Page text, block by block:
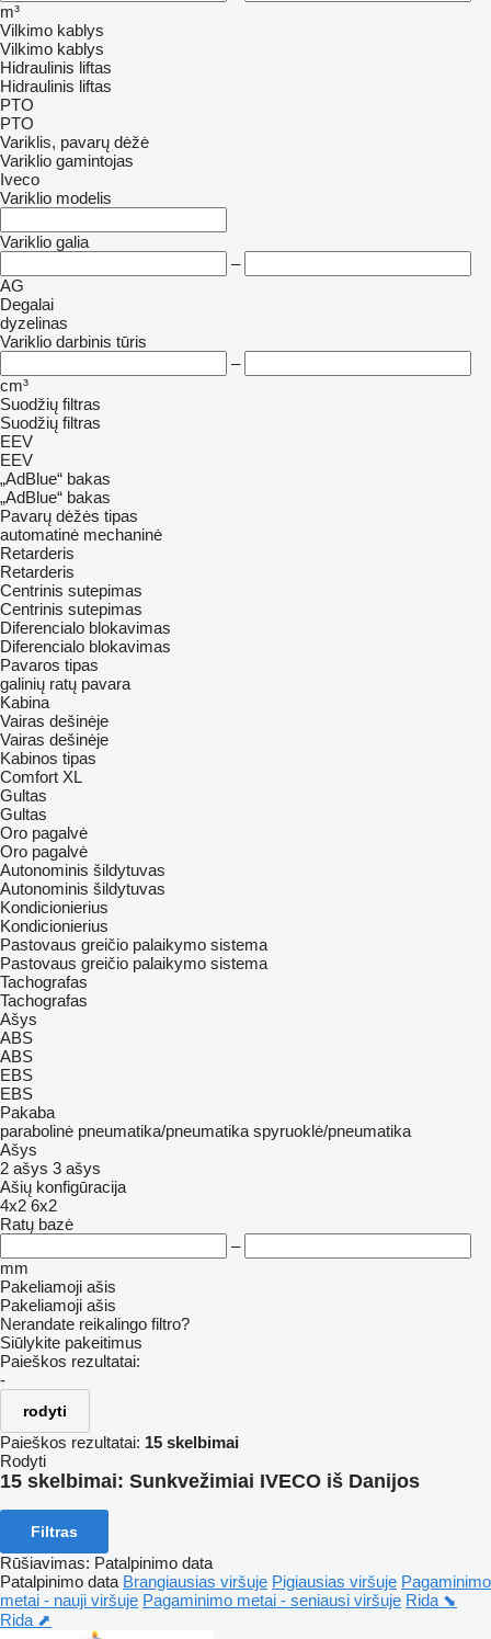
m³
Vilkimo kablys
Vilkimo kablys
Hidraulinis liftas
Hidraulinis liftas
PTO
PTO
Variklis, pavarų dėžė
Variklio gamintojas
Iveco
Variklio modelis
Variklio galia
–
AG
Degalai
dyzelinas
Variklio darbinis tūris
–
cm³
Suodžių filtras
Suodžių filtras
EEV
EEV
„AdBlue“ bakas
„AdBlue“ bakas
Pavarų dėžės tipas
automatinė mechaninė
Retarderis
Retarderis
Centrinis sutepimas
Centrinis sutepimas
Diferencialo blokavimas
Diferencialo blokavimas
Pavaros tipas
galinių ratų pavara
Kabina
Vairas dešinėje
Vairas dešinėje
Kabinos tipas
Comfort XL
Gultas
Gultas
Oro pagalvė
Oro pagalvė
Autonominis šildytuvas
Autonominis šildytuvas
Kondicionierius
Kondicionierius
Pastovaus greičio palaikymo sistema
Pastovaus greičio palaikymo sistema
Tachografas
Tachografas
Ašys
ABS
ABS
EBS
EBS
Pakaba
parabolinė pneumatika/pneumatika spyruoklė/pneumatika
Ašys
2 ašys 3 ašys
Ašių konfigūracija
4x2 6x2
Ratų bazė
–
mm
Pakeliamoji ašis
Pakeliamoji ašis
Nerandate reikalingo filtro?
Siūlykite pakeitimus
Paieškos rezultatai:
-
rodyti
Paieškos rezultatai: 15 skelbimai
Rodyti
15 skelbimai: Sunkvežimiai IVECO iš Danijos
Filtras
Rūšiavimas: Patalpinimo data
Patalpinimo data Brangiausias viršuje Pigiausias viršuje Pagaminimo
metai - nauji viršuje Pagaminimo metai - seniausi viršuje Rida ⬊
Rida ⬈